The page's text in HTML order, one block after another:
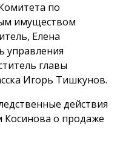
по
имуществом
Елена
управления
главы
Игорь Тишкунов.
действия
Косинова о продаже